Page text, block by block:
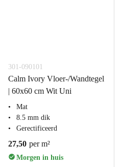
301-090101
Calm Ivory Vloer-/Wandtegel
| 60x60 cm Wit Uni
Mat
8.5 mm dik
Gerectificeerd
27,50 per m²
Morgen in huis